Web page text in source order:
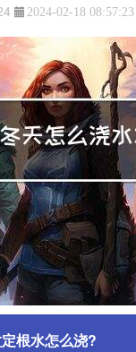
2024-02-18 08:57:23
根水怎么浇?